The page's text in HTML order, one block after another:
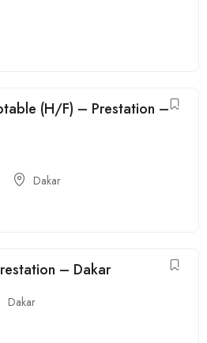
(H/F) – Prestation –
Dakar
– Dakar
Dakar